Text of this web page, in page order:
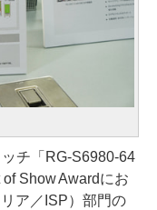
チ「RG-S6980-64
Show Awardにお
ア／ISP）部門の